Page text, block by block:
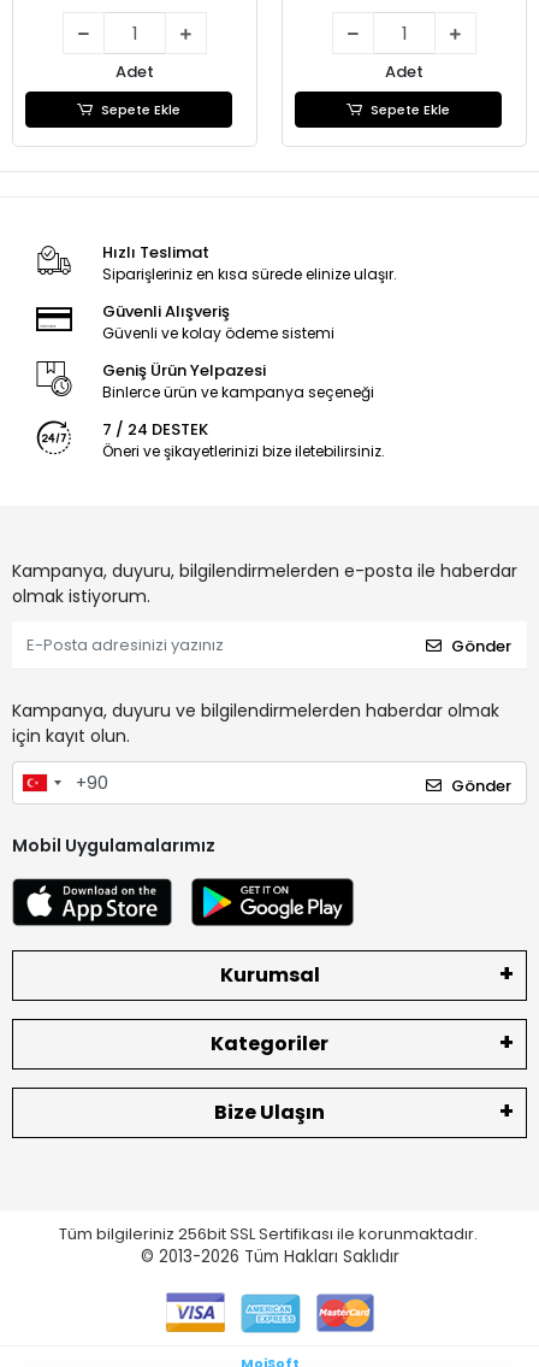
Adet
Sepete Ekle
Adet
Sepete Ekle
Hızlı Teslimat
Siparişleriniz en kısa sürede elinize ulaşır.
Güvenli Alışveriş
Güvenli ve kolay ödeme sistemi
Geniş Ürün Yelpazesi
Binlerce ürün ve kampanya seçeneği
7 / 24 DESTEK
Öneri ve şikayetlerinizi bize iletebilirsiniz.
Kampanya, duyuru, bilgilendirmelerden e-posta ile haberdar
olmak istiyorum.
Gönder
Kampanya, duyuru ve bilgilendirmelerden haberdar olmak
için kayıt olun.
Gönder
Mobil Uygulamalarımız
Kurumsal
Kategoriler
Bize Ulaşın
Tüm bilgileriniz 256bit SSL Sertifikası ile korunmaktadır.
© 2013-2026 Tüm Hakları Saklıdır